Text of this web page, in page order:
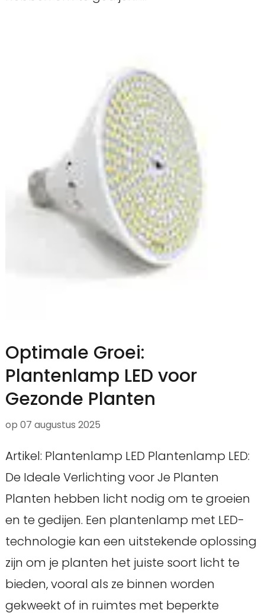
Optimale Groei:
Plantenlamp LED voor
Gezonde Planten
op 07 augustus 2025
Artikel: Plantenlamp LED Plantenlamp LED:
De Ideale Verlichting voor Je Planten
Planten hebben licht nodig om te groeien
en te gedijen. Een plantenlamp met LED-
technologie kan een uitstekende oplossing
zijn om je planten het juiste soort licht te
bieden, vooral als ze binnen worden
gekweekt of in ruimtes met beperkte